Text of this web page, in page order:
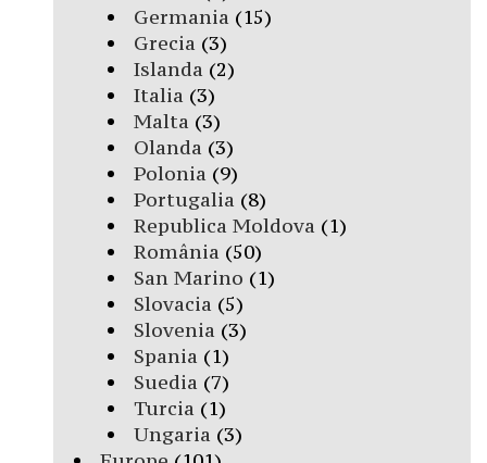
Germania (15)
Grecia (3)
Islanda (2)
Italia (3)
Malta (3)
Olanda (3)
Polonia (9)
Portugalia (8)
Republica Moldova (1)
România (50)
San Marino (1)
Slovacia (5)
Slovenia (3)
Spania (1)
Suedia (7)
Turcia (1)
Ungaria (3)